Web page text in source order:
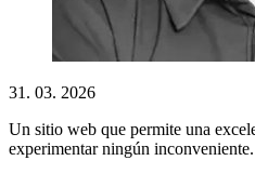
31. 03. 2026
Un sitio web que permite una
experimentar ningún inconveniente.